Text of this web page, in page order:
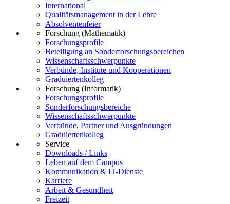
International
Qualitätsmanagement in der Lehre
Absolventenfeier
Forschung (Mathematik)
Forschungsprofile
Beteiligung an Sonderforschungsbereichen
Wissenschaftsschwerpunkte
Verbünde, Institute und Kooperationen
Graduiertenkolleg
Forschung (Informatik)
Forschungsprofile
Sonderforschungsbereiche
Wissenschaftsschwerpunkte
Verbünde, Partner und Ausgründungen
Graduiertenkolleg
Service
Downloads / Links
Leben auf dem Campus
Kommunikation & IT-Dienste
Karriere
Arbeit & Gesundheit
Freizeit